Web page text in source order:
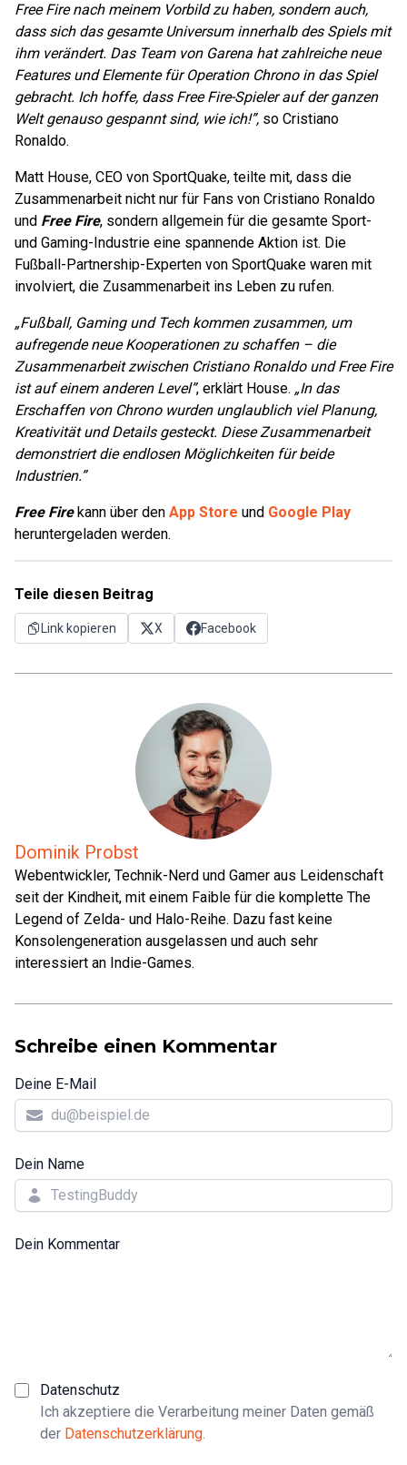
Free Fire nach meinem Vorbild zu haben, sondern auch,
dass sich das gesamte Universum innerhalb des Spiels mit
ihm verändert. Das Team von Garena hat zahlreiche neue
Features und Elemente für Operation Chrono in das Spiel
gebracht. Ich hoffe, dass Free Fire-Spieler auf der ganzen
Welt genauso gespannt sind, wie ich!”, so Cristiano
Ronaldo.
Matt House, CEO von SportQuake, teilte mit, dass die
Zusammenarbeit nicht nur für Fans von Cristiano Ronaldo
und Free Fire, sondern allgemein für die gesamte Sport-
und Gaming-Industrie eine spannende Aktion ist. Die
Fußball-Partnership-Experten von SportQuake waren mit
involviert, die Zusammenarbeit ins Leben zu rufen.
„Fußball, Gaming und Tech kommen zusammen, um
aufregende neue Kooperationen zu schaffen – die
Zusammenarbeit zwischen Cristiano Ronaldo und Free Fire
ist auf einem anderen Level”, erklärt House. „In das
Erschaffen von Chrono wurden unglaublich viel Planung,
Kreativität und Details gesteckt. Diese Zusammenarbeit
demonstriert die endlosen Möglichkeiten für beide
Industrien.”
Free Firekann über den App Store und Google Play
heruntergeladen werden.
Teile diesen Beitrag
Link kopieren X Facebook
Dominik Probst
Webentwickler, Technik-Nerd und Gamer aus Leidenschaft
seit der Kindheit, mit einem Faible für die komplette The
Legend of Zelda- und Halo-Reihe. Dazu fast keine
Konsolengeneration ausgelassen und auch sehr
interessiert an Indie-Games.
Schreibe einen Kommentar
Deine E-Mail
Dein Name
Dein Kommentar
Datenschutz
Ich akzeptiere die Verarbeitung meiner Daten gemäß
der Datenschutzerklärung.